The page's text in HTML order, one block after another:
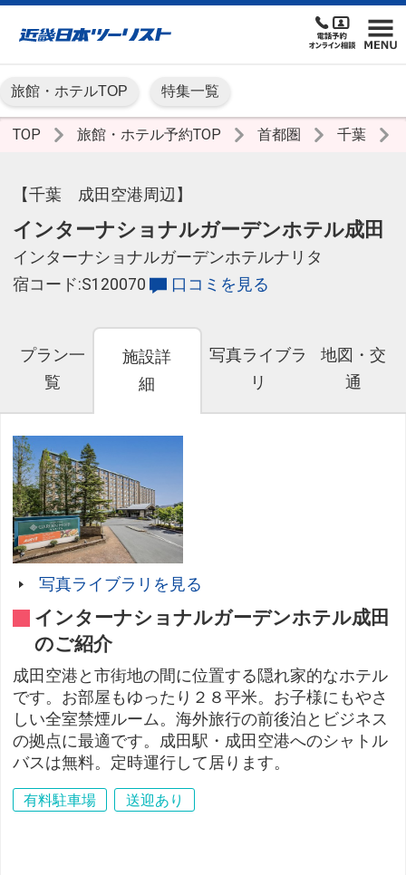
旅館・ホテルTOP 特集一覧
TOP 旅館・ホテル予約TOP 首都圏 千葉
【千葉 成田空港周辺】
インターナショナルガーデンホテル成田
インターナショナルガーデンホテルナリタ
宿コード:S120070
口コミを見る
プラン一
覧
施設詳
細
写真ライブラ
リ
地図・交
通
写真ライブラリを見る
インターナショナルガーデンホテル成田
のご紹介
成田空港と市街地の間に位置する隠れ家的なホテル
です。お部屋もゆったり２８平米。お子様にもやさ
しい全室禁煙ルーム。海外旅行の前後泊とビジネス
の拠点に最適です。成田駅・成田空港へのシャトル
バスは無料。定時運行して居ります。
有料駐車場 送迎あり